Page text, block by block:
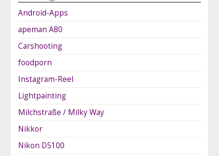
Android-Apps
apeman A80
Carshooting
foodporn
Instagram-Reel
Lightpainting
Milchstraße / Milky Way
Nikkor
Nikon D5100